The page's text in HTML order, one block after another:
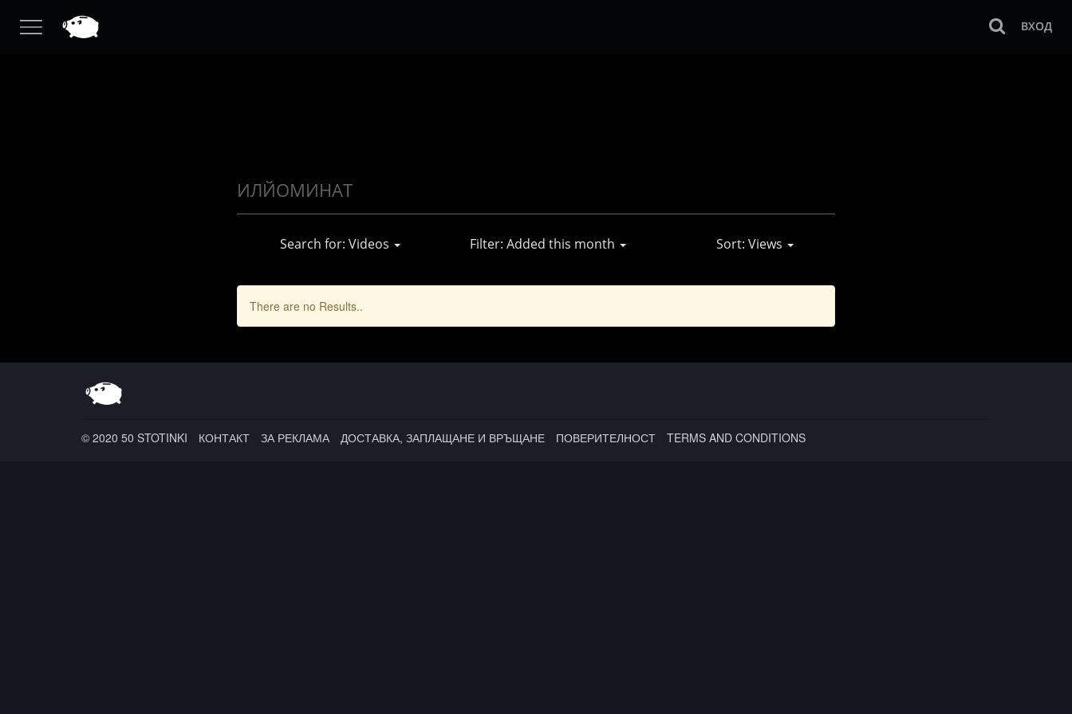
ВХОД
Search for: Videos Filter: Added this month Sort: Views
There are no Results..
© 2020 50 STOTINKI КОНТАКТ ЗА РЕКЛАМА ДОСТАВКА, ЗАПЛАЩАНЕ И ВРЪЩАНЕ ПОВЕРИТЕЛНОСТ TERMS AND CONDITIONS